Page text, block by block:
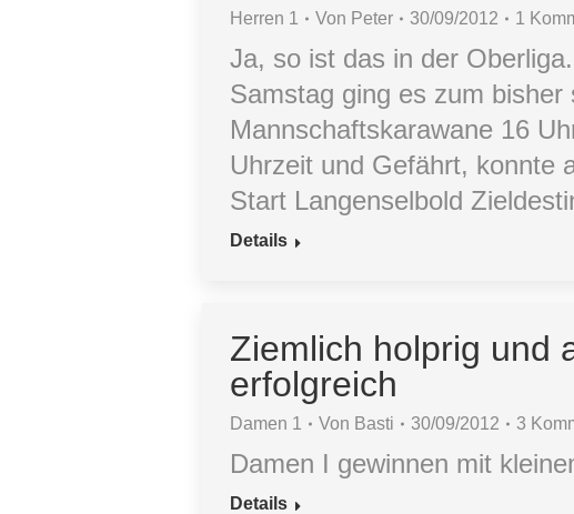
Herren 1 Von Peter 30/09/2012 1
Ja, so ist das in der
Samstag ging es zum
Mannschaftskarawane 16
Uhrzeit und Gefährt, konnte
Start Langenselbold
Details
Ziemlich holprig und
erfolgreich
Damen 1 Von Basti 30/09/2012 3
Damen I gewinnen mit
Details